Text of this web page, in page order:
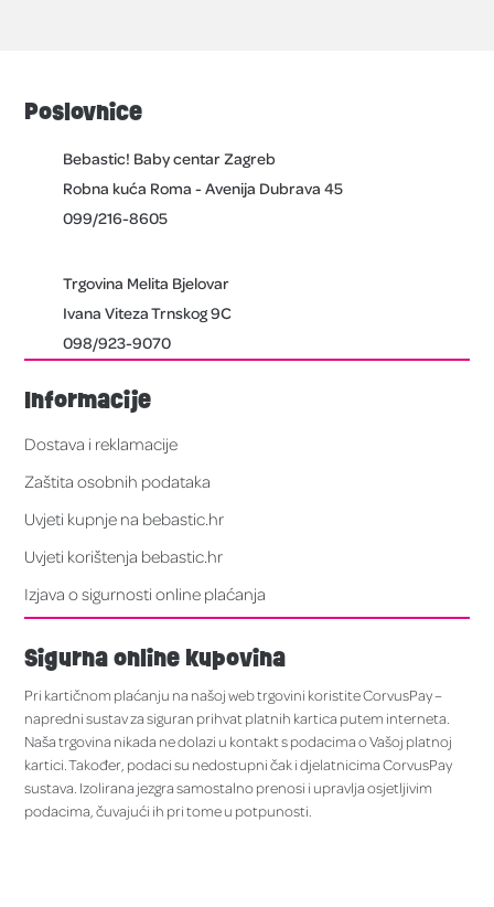
Poslovnice
Bebastic! Baby centar Zagreb
Robna kuća Roma - Avenija Dubrava 45
099/216-8605
Trgovina Melita Bjelovar
Ivana Viteza Trnskog 9C
098/923-9070
Informacije
Dostava i reklamacije
Zaštita osobnih podataka
Uvjeti kupnje na bebastic.hr
Uvjeti korištenja bebastic.hr
Izjava o sigurnosti online plaćanja
Sigurna online kupovina
Pri kartičnom plaćanju na našoj web trgovini koristite CorvusPay –
napredni sustav za siguran prihvat platnih kartica putem interneta.
Naša trgovina nikada ne dolazi u kontakt s podacima o Vašoj platnoj
kartici. Također, podaci su nedostupni čak i djelatnicima CorvusPay
sustava. Izolirana jezgra samostalno prenosi i upravlja osjetljivim
podacima, čuvajući ih pri tome u potpunosti.